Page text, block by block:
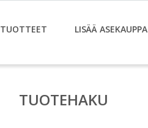
TUOTTEET LISÄÄ ASEKAUPPA
TUOTEHAKU